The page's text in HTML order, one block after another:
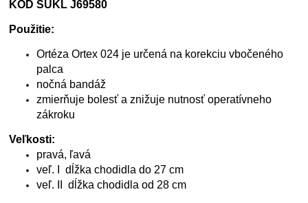
KÓD ŠÚKL J69580
Použitie:
Ortéza Ortex 024 je určená na korekciu vbočeného
palca
nočná bandáž
zmierňuje bolesť a znižuje nutnosť operatívneho
zákroku
Veľkosti:
pravá, ľavá
veľ. I dĺžka chodidla do 27 cm
veľ. II dĺžka chodidla od 28 cm